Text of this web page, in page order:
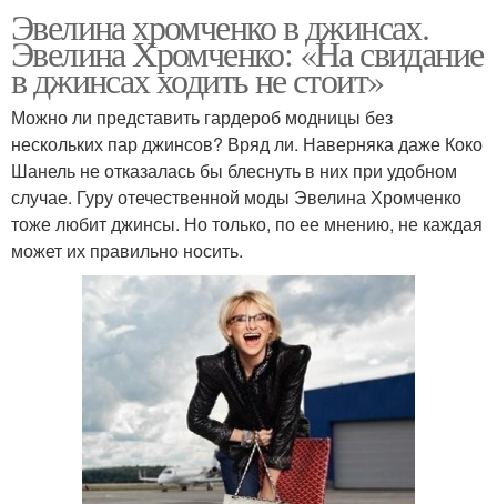
Эвелина хромченко в джинсах.
Эвелина Хромченко: «На свидание
в джинсах ходить не стоит»
Можно ли представить гардероб модницы без
нескольких пар джинсов? Вряд ли. Наверняка даже Коко
Шанель не отказалась бы блеснуть в них при удобном
случае. Гуру отечественной моды Эвелина Хромченко
тоже любит джинсы. Но только, по ее мнению, не каждая
может их правильно носить.